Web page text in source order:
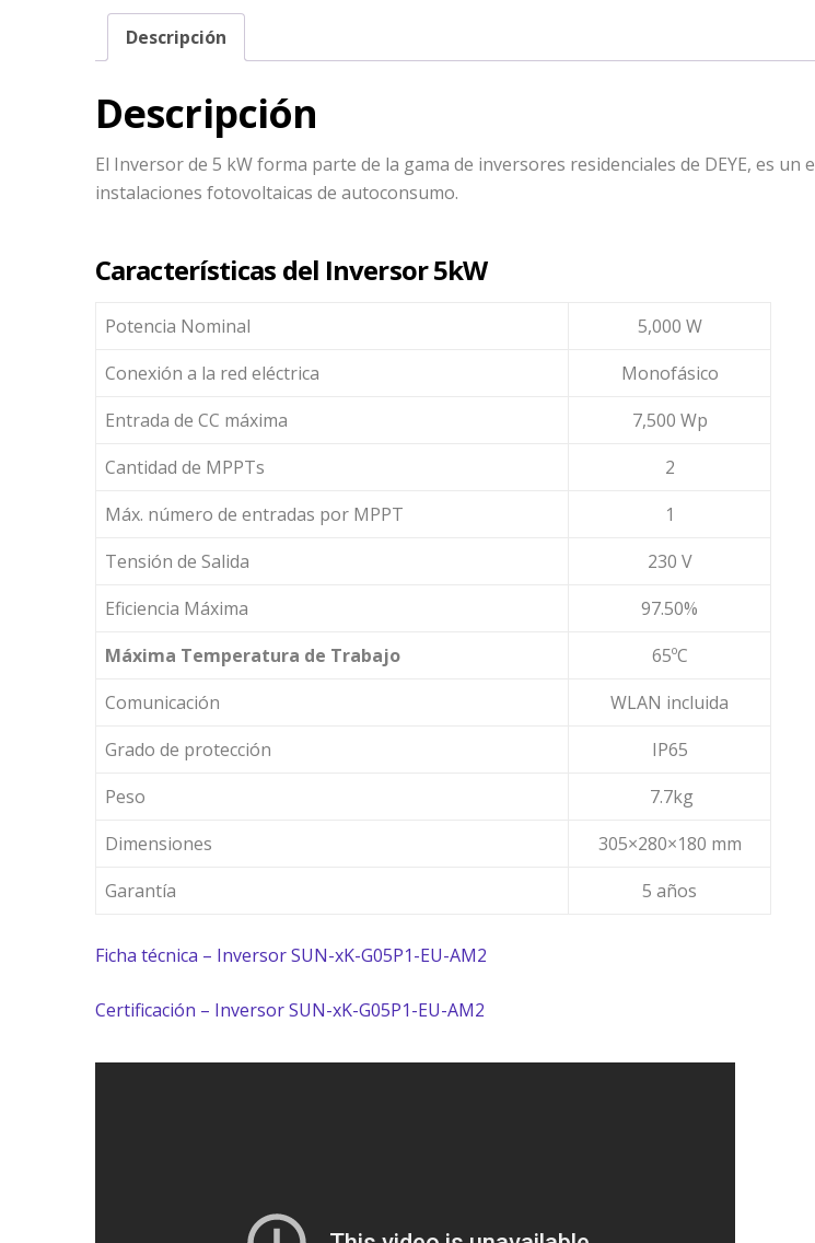
Descripción
Descripción
El Inversor de 5 kW forma parte de la gama de inversores residenciales de DEYE, es
instalaciones fotovoltaicas de autoconsumo.
Características del Inversor 5kW
Potencia Nominal
5,000 W
Conexión a la red eléctrica
Monofásico
Entrada de CC máxima
7,500 Wp
Cantidad de MPPTs
2
Máx. número de entradas por MPPT
1
Tensión de Salida
230 V
Eficiencia Máxima
97.50%
Máxima Temperatura de Trabajo
65ºC
Comunicación
WLAN incluida
Grado de protección
IP65
Peso
7.7kg
Dimensiones
305×280×180 mm
Garantía
5 años
Ficha técnica – Inversor SUN-xK-G05P1-EU-AM2
Certificación – Inversor SUN-xK-G05P1-EU-AM2